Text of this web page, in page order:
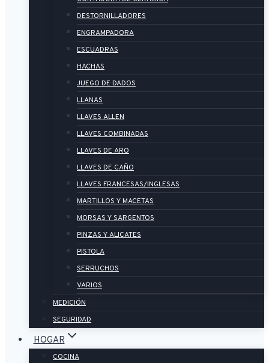
DESTORNILLADORES
ENGRAMPADORA
ESCUADRAS
HACHAS
JUEGO DE DADOS
LLANAS
LLAVES ALLEN
LLAVES COMBINADAS
LLAVES DE ARO
LLAVES DE CAÑO
LLAVES FRANCESAS/INGLESAS
MARTILLOS Y MACETAS
MORSAS Y SARGENTOS
PINZAS Y ALICATES
PISTOLA
SERRUCHOS
VARIOS
MEDICIÓN
SEGURIDAD
HOGAR
COCINA